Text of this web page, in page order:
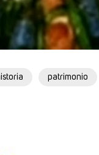
patrimonio